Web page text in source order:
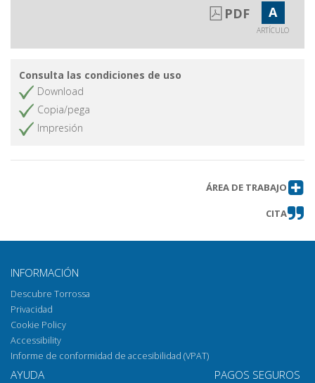
PDF A
ARTÍCULO
Consulta las condiciones de uso
Download
Copia/pega
Impresión
ÁREA DE TRABAJO
CITA
INFORMACIÓN
Descubre Torrossa
Privacidad
Cookie Policy
Accessibility
Informe de conformidad de accesibilidad (VPAT)
AYUDA PAGOS SEGUROS